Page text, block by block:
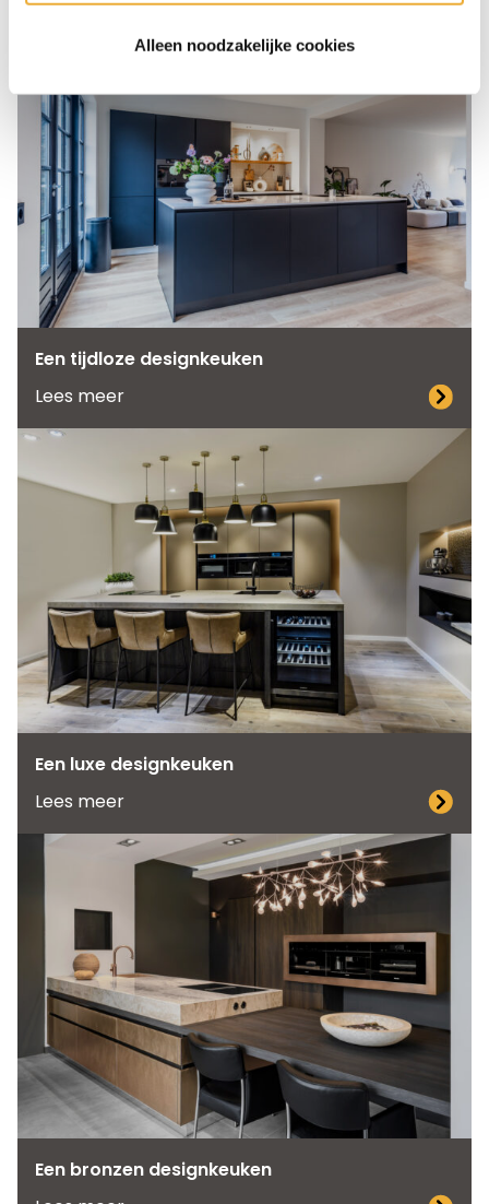
Alleen noodzakelijke cookies
Een tijdloze designkeuken
Lees meer
Een luxe designkeuken
Lees meer
Een bronzen designkeuken